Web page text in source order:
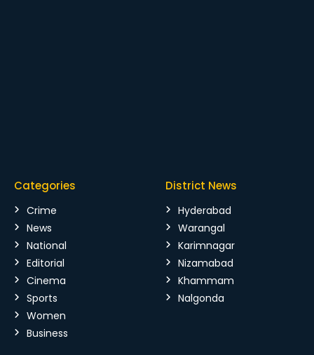
Categories
Crime
News
National
Editorial
Cinema
Sports
Women
Business
District News
Hyderabad
Warangal
Karimnagar
Nizamabad
Khammam
Nalgonda